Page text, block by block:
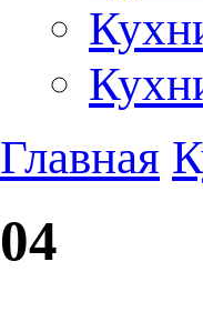
Главная
04